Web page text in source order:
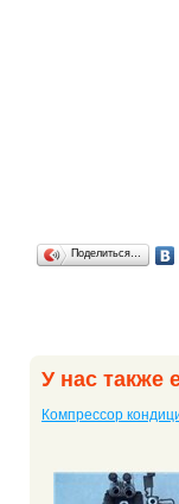
Поделиться…
У нас также